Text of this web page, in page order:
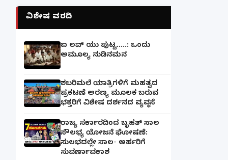
ವಿಶೇಷ ವರದಿ
ಐ ಲವ್ ಯು ಪುಟ್ಟ.....: ಒಂದು
ಅಮೂಲ್ಯ ನುಡಿನಮನ
ಶಬರಿಮಲೆ ಯಾತ್ರಿಗಳಿಗೆ ಮಹತ್ವದ
ಪ್ರಕಟಣೆ ಅರಣ್ಯ ಮೂಲಕ ಬರುವ
ಭಕ್ತರಿಗೆ ವಿಶೇಷ ದರ್ಶನದ ವ್ಯವಸ್ಥೆ
ರಾಜ್ಯ ಸರ್ಕಾರದಿಂದ ಬೃಹತ್ ಸಾಲ
ಸೌಲಭ್ಯ ಯೋಜನೆ ಘೋಷಣೆ:
ಸುಲಭದಲ್ಲೇ ಸಾಲ- ಅರ್ಹರಿಗೆ
ಸುವರ್ಣಾವಕಾಶ